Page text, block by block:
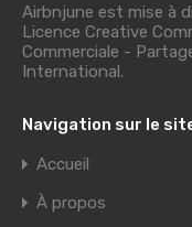
Airbnjune est mise à
Licence Creative
Commerciale -
International.
Navigation sur le
Accueil
À propos